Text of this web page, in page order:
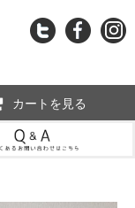
カートを見る